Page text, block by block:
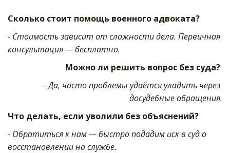
Сколько стоит помощь военного адвоката?
- Стоимость зависит от сложности дела. Первичная
консультация — бесплатно.
Можно ли решить вопрос без суда?
- Да, часто проблемы удаётся уладить через
досудебные обращения.
Что делать, если уволили без объяснений?
- Обратиться к нам — быстро подадим иск в суд о
восстановлении на службе.